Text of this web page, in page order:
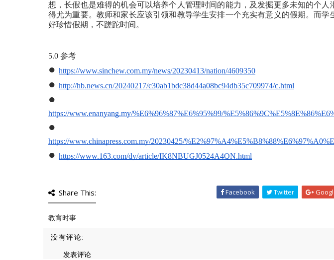
想，长假也是难得的机会可以培养个人管理时间的能力，及发掘更多未知的个人
得尤为重要。教师和家长应该引领和教导学生安排一个充实有意义的假期。而学
好珍惜假期，不蹉跎时间。
5.0 参考
● https://www.sinchew.com.my/news/20230413/nation/4609350
● http://hb.news.cn/20240217/c30ab1bdc38d44a08bc94db35c709974/c.html
●
https://www.enanyang.my/%E6%96%87%E6%95%99/
●
https://www.chinapress.com.my/20230425/
● https://www.163.com/dy/article/IK8NBUGJ0524A4QN.html
Share This: Facebook Twitter
教育时事
没有评论:
发表评论